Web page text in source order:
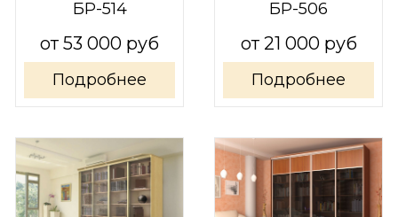
БР-514
Подробнее
от 53 000 руб
БР-506
Подробнее
от 21 000 руб